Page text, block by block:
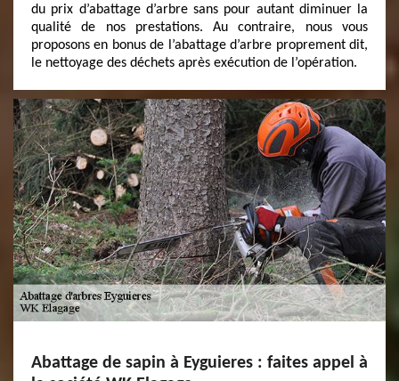
du prix d’abattage d’arbre sans pour autant diminuer la
qualité de nos prestations. Au contraire, nous vous
proposons en bonus de l’abattage d’arbre proprement dit,
le nettoyage des déchets après exécution de l’opération.
Abattage de sapin à Eyguieres : faites appel à